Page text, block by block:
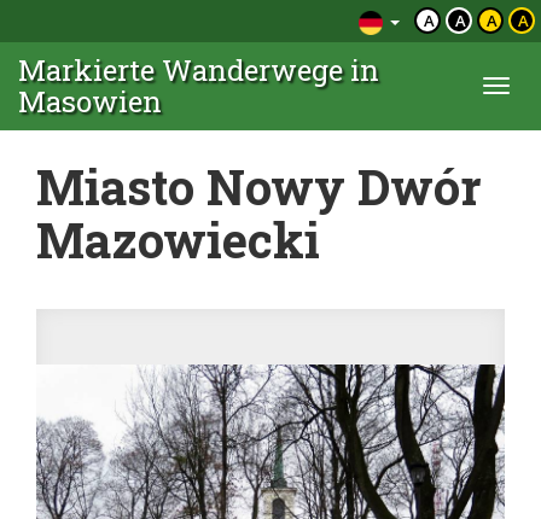
A A A A
Markierte Wanderwege in
Masowien
Miasto Nowy Dwór
Mazowiecki